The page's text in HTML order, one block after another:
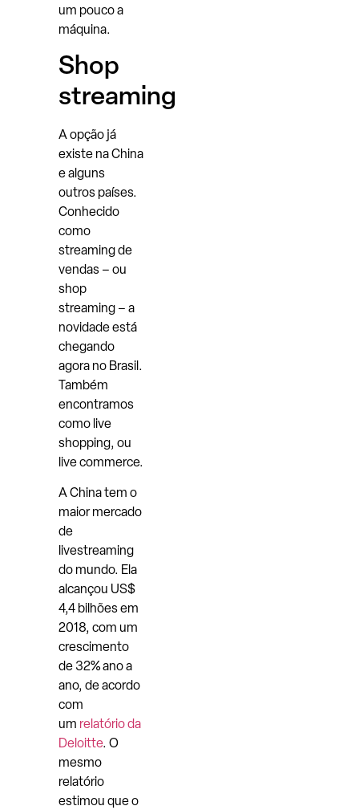
um pouco a
máquina.
Shop
streaming
A opção já
existe na China
e alguns
outros países.
Conhecido
como
streaming de
vendas – ou
shop
streaming – a
novidade está
chegando
agora no Brasil.
Também
encontramos
como live
shopping, ou
live commerce.
A China tem o
maior mercado
de
livestreaming
do mundo. Ela
alcançou US$
4,4 bilhões em
2018, com um
crescimento
de 32% ano a
ano, de acordo
com
um relatório da
Deloitte. O
mesmo
relatório
estimou que o